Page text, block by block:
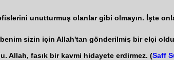
unutturmuş olanlar gibi olmayın. İşte
sizin için Allah'tan gönderilmiş bir elçi
Allah, fasık bir kavmi hidayete erdirmez. (Saff